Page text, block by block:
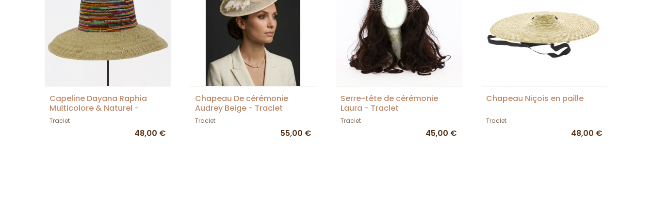
Capeline Dayana Raphia
Multicolore & Naturel -
Traclet
Traclet
48,00 €
Chapeau De cérémonie
Audrey Beige - Traclet
Traclet
55,00 €
Serre-tête de cérémonie
Laura - Traclet
Traclet
45,00 €
Chapeau Niçois en paille
Traclet
48,00 €